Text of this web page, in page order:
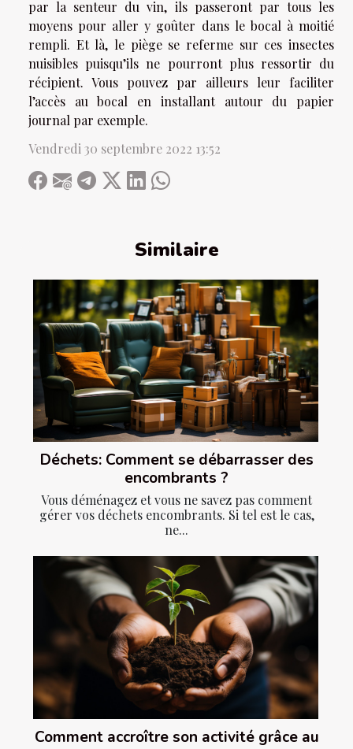
Similaire
Déchets: Comment se débarrasser des
encombrants ?
Vous déménagez et vous ne savez pas comment
gérer vos déchets encombrants. Si tel est le cas,
ne...
Comment accroître son activité grâce au
par la senteur du vin, ils passeront par tous les
moyens pour aller y goûter dans le bocal à moitié
rempli. Et là, le piège se referme sur ces insectes
nuisibles puisqu’ils ne pourront plus ressortir du
récipient. Vous pouvez par ailleurs leur faciliter
l’accès au bocal en installant autour du papier
journal par exemple.
Vendredi 30 septembre 2022 13:52